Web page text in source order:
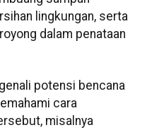
lingkungan, serta
dalam penataan
potensi bencana
cara
misalnya